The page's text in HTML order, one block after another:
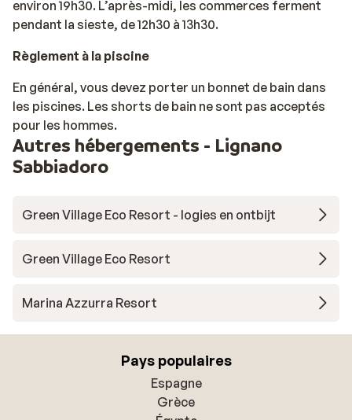
environ 19h30. L’après-midi, les commerces ferment
pendant la sieste, de 12h30 à 13h30.
Règlement à la piscine
En général, vous devez porter un bonnet de bain dans
les piscines. Les shorts de bain ne sont pas acceptés
pour les hommes.
Autres hébergements - Lignano
Sabbiadoro
Green Village Eco Resort - logies en ontbijt
Green Village Eco Resort
Marina Azzurra Resort
Pays populaires
Espagne
Grèce